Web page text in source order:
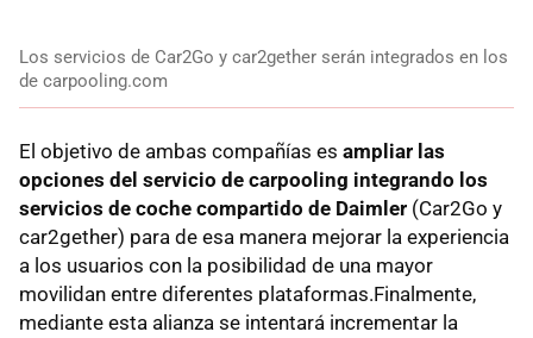
Los servicios de Car2Go y car2gether serán integrados en los
de carpooling.com
El objetivo de ambas compañías es ampliar las
opciones del servicio de carpooling integrando los
servicios de coche compartido de Daimler (Car2Go y
car2gether) para de esa manera mejorar la experiencia
a los usuarios con la posibilidad de una mayor
movilidan entre diferentes plataformas.Finalmente,
mediante esta alianza se intentará incrementar la